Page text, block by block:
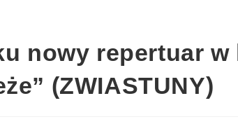
nowy repertuar w
(ZWIASTUNY)